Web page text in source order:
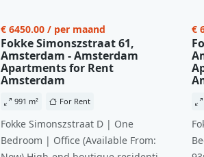
€ 6450.00 / per maand
Fokke Simonszstraat 61,
Amsterdam - Amsterdam
Apartments for Rent
Amsterdam
991 m² For Rent
Fokke Simonszstraat D | One
Bedroom | Office (Available From:
€